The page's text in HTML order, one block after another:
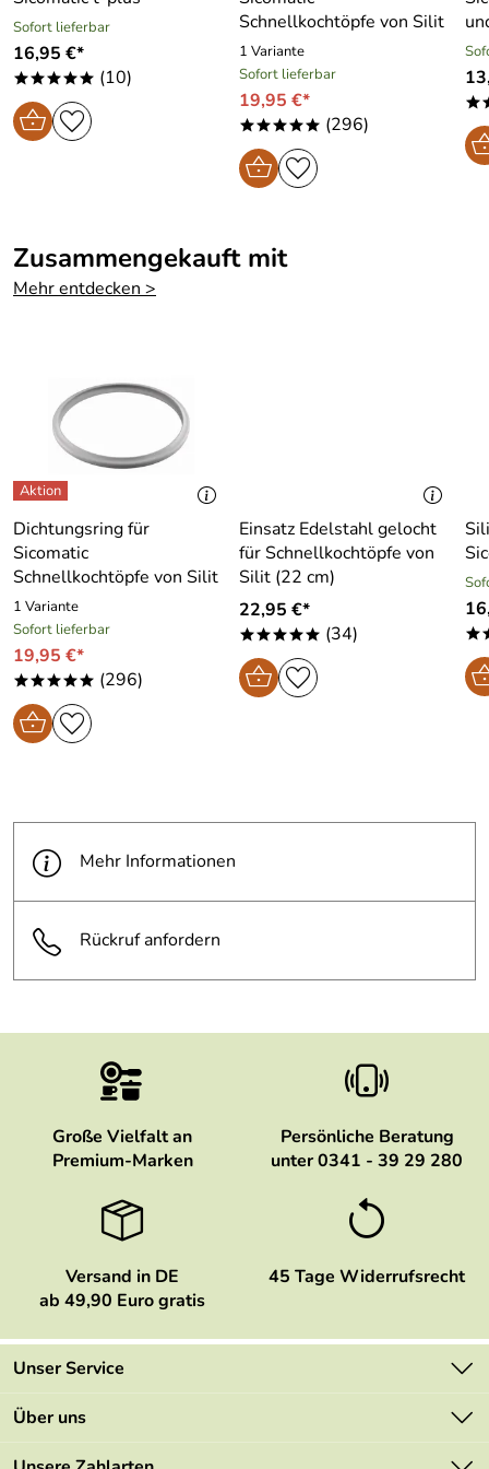
Sofort lieferbar
16,95 €*
***** (10)
Schnellkochtöpfe von Silit
1 Variante
Sofort lieferbar
19,95 €*
***** (296)
Zusammengekauft mit
Mehr entdecken >
Dichtungsring für
Sicomatic
Schnellkochtöpfe von Silit
1 Variante
Sofort lieferbar
19,95 €*
***** (296)
Einsatz Edelstahl gelocht
für Schnellkochtöpfe von
Silit (22 cm)
22,95 €*
***** (34)
Mehr Informationen
Rückruf anfordern
Große Vielfalt an
Premium-Marken
Persönliche Beratung
unter 0341 - 39 29 280
Versand in DE
ab 49,90 Euro gratis
45 Tage Widerrufsrecht
Unser Service
Kontakt
Über uns
Marken